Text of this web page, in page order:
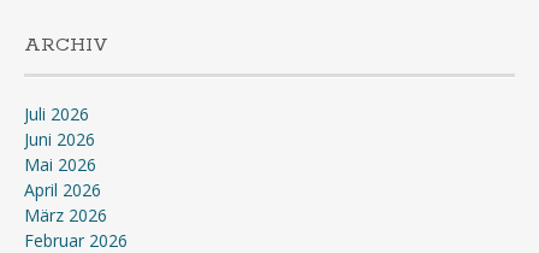
ARCHIV
Juli 2026
Juni 2026
Mai 2026
April 2026
März 2026
Februar 2026